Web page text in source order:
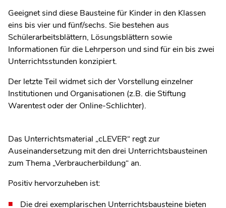
Geeignet sind diese Bausteine für Kinder in den Klassen
eins bis vier und fünf/sechs. Sie bestehen aus
Schülerarbeitsblättern, Lösungsblättern sowie
Informationen für die Lehrperson und sind für ein bis zwei
Unterrichtsstunden konzipiert.
Der letzte Teil widmet sich der Vorstellung einzelner
Institutionen und Organisationen (z.B. die Stiftung
Warentest oder der Online-Schlichter).
Das Unterrichtsmaterial „cLEVER“ regt zur
Auseinandersetzung mit den drei Unterrichtsbausteinen
zum Thema „Verbraucherbildung“ an.
Positiv hervorzuheben ist:
Die drei exemplarischen Unterrichtsbausteine bieten